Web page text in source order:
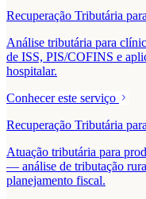
Recuperação Tributária
Análise tributária para
de ISS, PIS/COFINS e
hospitalar.
Conhecer este serviço
Recuperação Tributária
Atuação tributária para
— análise de tributação
planejamento fiscal.